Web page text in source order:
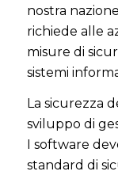
nostra
richiede alle
misure di
sistemi
La sicurezza
sviluppo di
I software
standard di